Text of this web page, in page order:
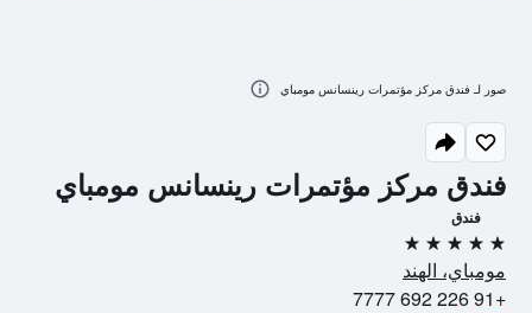
فندق مركز مؤتمرات رينسانس مومباي
فندق
5 نجوم
مومباي، الهند
+91 226 692 7777
صور لـ فندق مركز مؤتمرات رينسانس مومباي